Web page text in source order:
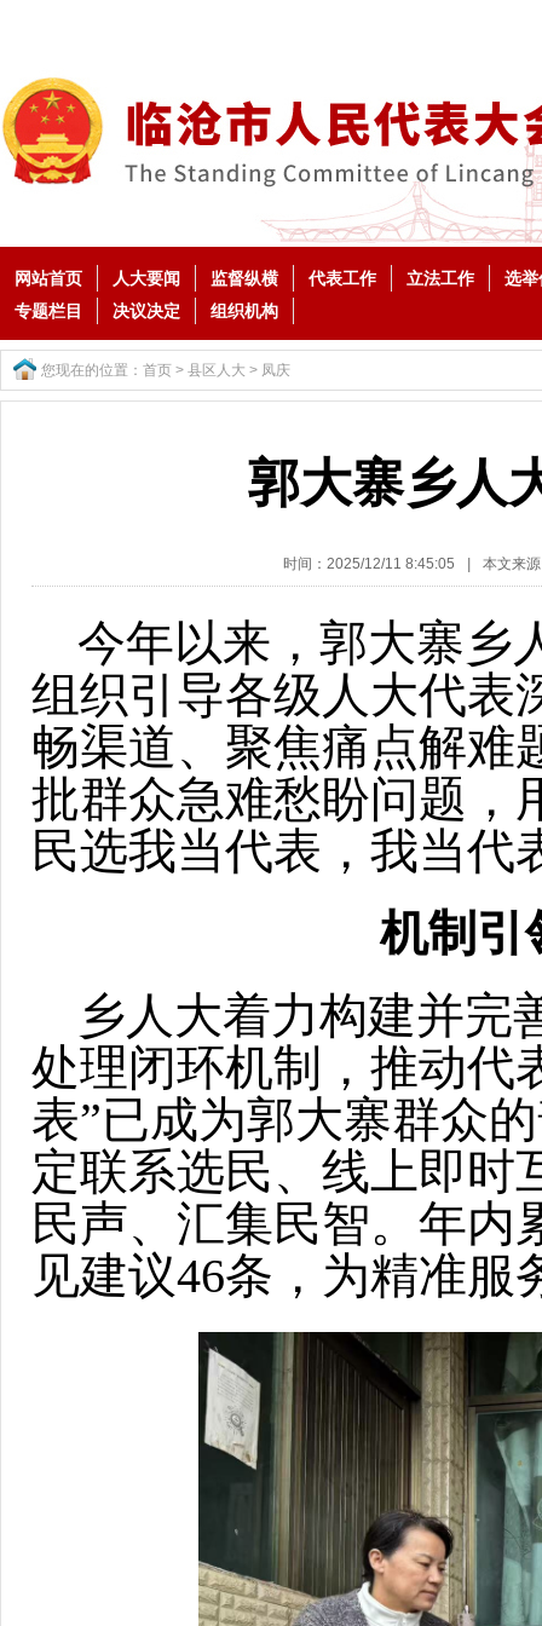
网站首页 人大要闻 监督纵横 代表工作 立法工作
选举
专题栏目
决议决定 组织机构
您现在的位置： 首页 > 县区人大 > 凤庆
郭大寨乡人
时间：2025/12/11 8:45:05 本文来
今年以来，郭大寨乡
组织引导各级人大代表
畅渠道、聚焦痛点解难
批群众急难愁盼问题，
民选我当代表，我当代
机制引
乡人大着力构建并
处理闭环机制，推动代
表”已成为郭大寨群众
定联系选民、线上即时
民声、汇集民智。年内
见建议46条，为精准